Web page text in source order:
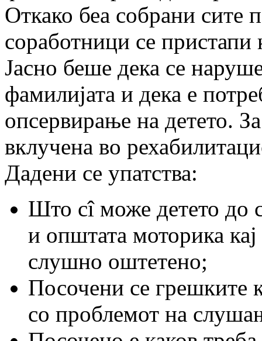
Откако беа собрани сите
соработници се пристапи
Јасно беше дека се
фамилијата и дека е
опсервирање на детето.
вклучена во
Дадени се упатства:
Што сî може детето до
и општата моторика
слушно оштетено;
Посочени се грешките
со проблемот на